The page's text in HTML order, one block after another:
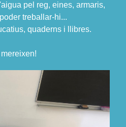
pel reg, eines, armaris,
treballar-hi...
quaderns i llibres.
mereixen!